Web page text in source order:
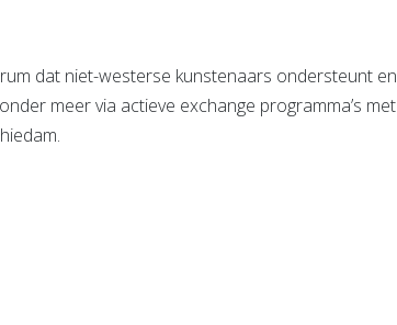
dat niet-westerse kunstenaars ondersteunt en
meer via actieve exchange programma’s met